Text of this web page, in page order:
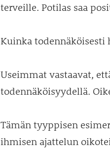
terveille. Potilas saa
Kuinka todennäköisesti
Useimmat vastaavat,
todennäköisyydellä.
Tämän tyyppisen
ihmisen ajattelun